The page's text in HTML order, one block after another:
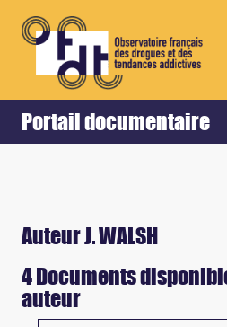
Portail documentaire
Accueil Retour
Auteur J. WALSH
4 Documents
auteur